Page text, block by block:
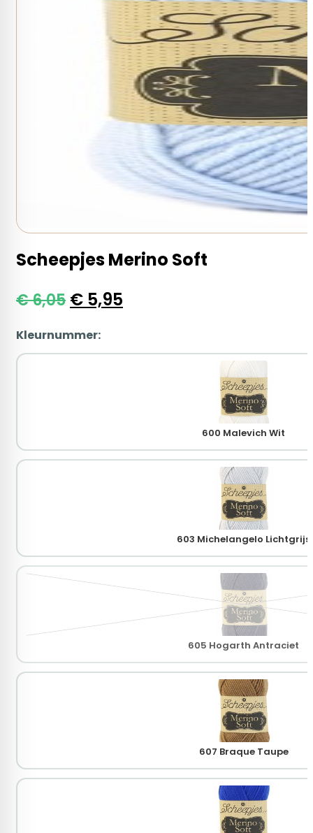
Scheepjes Merino Soft
€6,05 Oorspronkelijke
was:
€ 5,95
Kleurnummer:
600 Malevich Wit
603 Michelangelo Lichtgrijs
605 Hogarth Antraciet
607 Braque Taupe